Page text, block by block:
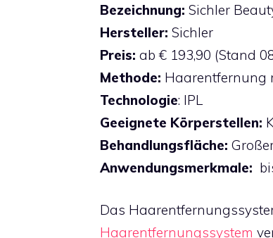
Bezeichnung: Sichler
Hersteller: Sichler
Preis: ab € 193,90 (Stand
Methode: Haarentfernung
Technologie: IPL
Geeignete Körperstellen:
Behandlungsfläche:
Anwendungsmerkmale:
Das
Haarentfernungssystem